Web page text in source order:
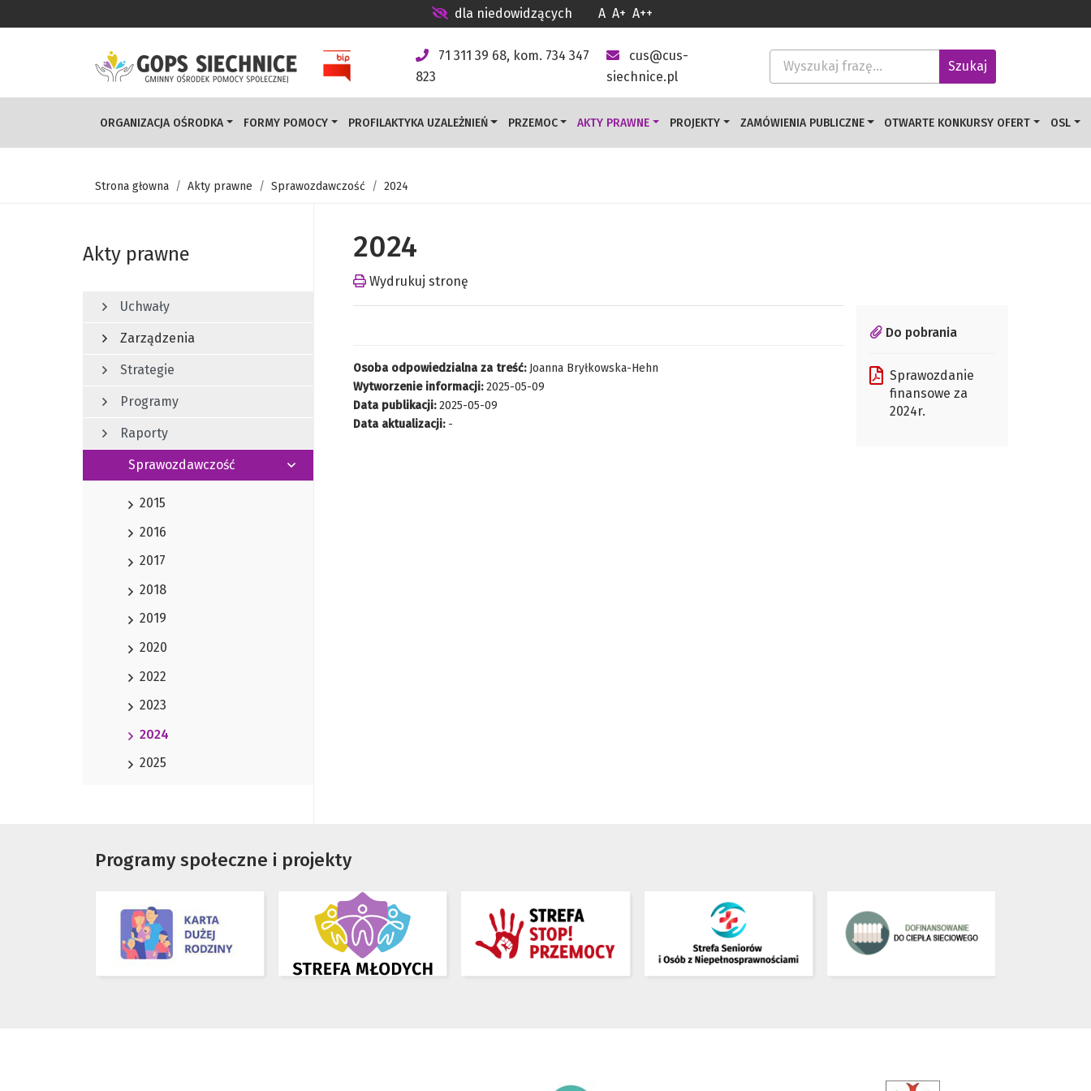
dla niedowidzących A A+ A++
71 311 39 68, kom. 734 347
823
cus@cus-
siechnice.pl
Wyszukaj frazę Szukaj
ORGANIZACJA OŚRODKA FORMY POMOCY PROFILAKTYKA UZALEŻNIEŃ PRZEMOC AKTY PRAWNE PROJEKTY ZAMÓWIENIA PUBLICZNE OTWARTE KONKURSY OFERT OSL
Strona głowna Akty prawne Sprawozdawczość 2024
Akty prawne
Uchwały
Zarządzenia
Strategie
Programy
Raporty
Sprawozdawczość
2015
2016
2017
2018
2019
2020
2022
2023
2024
2025
2024
Wydrukuj stronę
Osoba odpowiedzialna za treść:Joanna Bryłkowska-Hehn
Wytworzenie informacji:2025-05-09
Data publikacji:2025-05-09
Data aktualizacji:-
Do pobrania
Sprawozdanie
finansowe za
2024r.
Programy społeczne i projekty